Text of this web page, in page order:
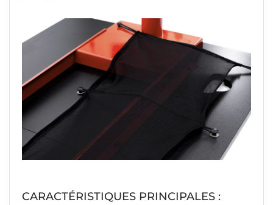
CARACTÉRISTIQUES PRINCIPALES :